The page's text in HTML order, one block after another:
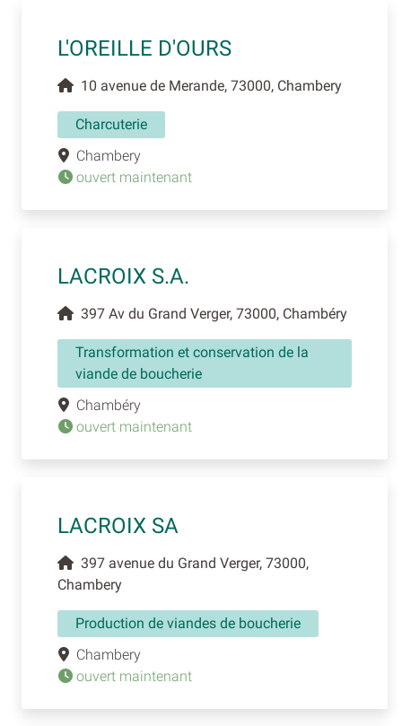
L'OREILLE D'OURS
10 avenue de Merande, 73000, Chambery
Charcuterie
Chambery
ouvert maintenant
LACROIX S.A.
397 Av du Grand Verger, 73000, Chambéry
Transformation et conservation de la
viande de boucherie
Chambéry
ouvert maintenant
LACROIX SA
397 avenue du Grand Verger, 73000,
Chambery
Production de viandes de boucherie
Chambery
ouvert maintenant